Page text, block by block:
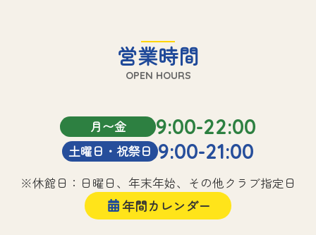
営業時間
OPEN HOURS
月〜金 9:00-22:00
土曜日・祝祭日 9:00-21:00
※休館日：日曜日、年末年始、その他クラブ指定日
年間カレンダー